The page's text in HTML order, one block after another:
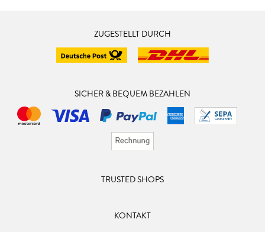
ZUGESTELLT DURCH
SICHER & BEQUEM BEZAHLEN
TRUSTED SHOPS
KONTAKT